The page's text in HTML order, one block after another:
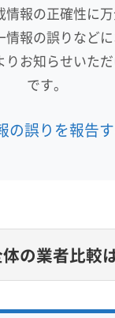
つがる市 五所川原市
西津軽郡深浦町
西津軽
東津軽郡今別町
津軽郡中泊町
北津軽郡
情報の正確性に
情報の誤りなど
りお知らせいた
です。
の誤りを報告
の業者比較